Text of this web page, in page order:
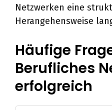
Netzwerken eine
Herangehensweise
Häufige
Berufliches
erfolgreich